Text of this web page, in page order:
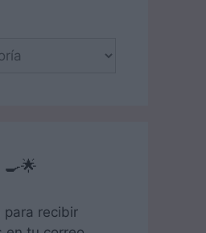
🍳🌟
para recibir